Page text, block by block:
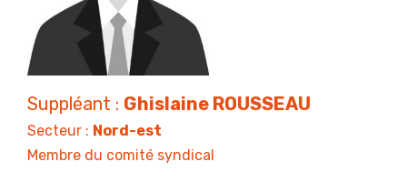
Suppléant : Ghislaine ROUSSEAU
Secteur : Nord-est
Membre du comité syndical